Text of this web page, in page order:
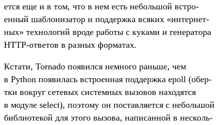
ется еще и в том, что в нем есть неболь­шой встро­
енный шаб­лониза­тор и под­дер­жка вся­ких «интернет­
ных» тех­нологий вро­де работы с куками и генера­тора
HTTP-отве­тов в раз­ных фор­матах.
Кста­ти, Tornado появил­ся нем­ного рань­ше, чем
в Python появи­лась встро­енная под­дер­жка epoll (обер­
тки вок­руг сетевых сис­темных вызовов находят­ся
в модуле select), поэто­му он пос­тавля­ется с неболь­шой
биб­лиоте­кой для это­го вызова, написан­ной в нес­коль­